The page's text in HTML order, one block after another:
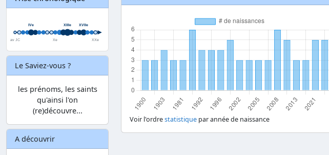
Le Saviez-vous ?
les prénoms, les saints
qu'ainsi l'on
(re)découvre...
A découvrir
Voir l'ordrestatistique par année de naissance